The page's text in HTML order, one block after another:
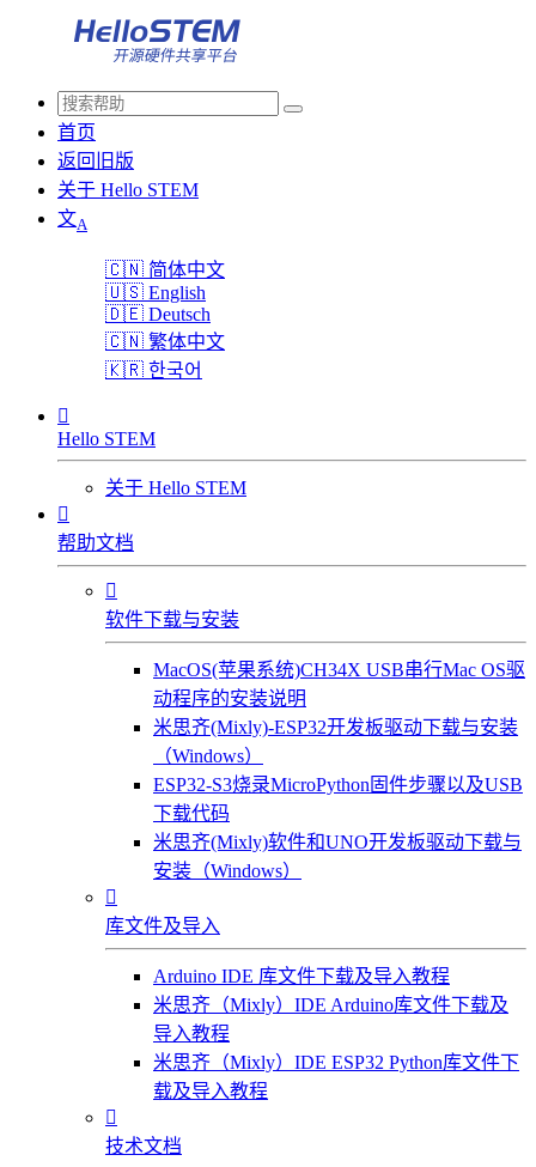
首页
返回旧版
关于 Hello STEM
文A
🇨🇳 简体中文
🇺🇸 English
🇩🇪 Deutsch
🇨🇳 繁体中文
🇰🇷 한국어

Hello STEM
关于 Hello STEM

帮助文档

软件下载与安装
MacOS(苹果系统)CH34X USB串行Mac OS驱
动程序的安装说明
米思齐(Mixly)-ESP32开发板驱动下载与安装
（Windows）
ESP32-S3烧录MicroPython固件步骤以及USB
下载代码
米思齐(Mixly)软件和UNO开发板驱动下载与
安装（Windows）

库文件及导入
Arduino IDE 库文件下载及导入教程
米思齐（Mixly）IDE Arduino库文件下载及
导入教程
米思齐（Mixly）IDE ESP32 Python库文件下
载及导入教程

技术文档